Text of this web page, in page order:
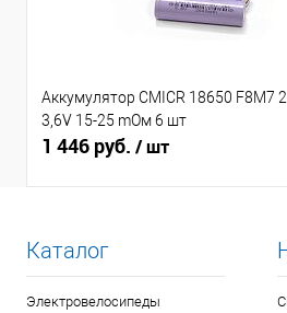
Аккумулятор CMICR 18650 F8M7
3,6V 15-25 mОм 6 шт
1 446 руб. / шт
Каталог
Электровелосипеды